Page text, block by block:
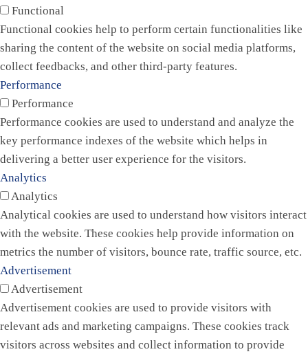
Functional
Functional cookies help to perform certain functionalities like
sharing the content of the website on social media platforms,
collect feedbacks, and other third-party features.
Performance
Performance
Performance cookies are used to understand and analyze the
key performance indexes of the website which helps in
delivering a better user experience for the visitors.
Analytics
Analytics
Analytical cookies are used to understand how visitors interact
with the website. These cookies help provide information on
metrics the number of visitors, bounce rate, traffic source, etc.
Advertisement
Advertisement
Advertisement cookies are used to provide visitors with
relevant ads and marketing campaigns. These cookies track
visitors across websites and collect information to provide